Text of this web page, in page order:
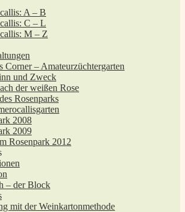
A – B
C – L
M – Z
Corner – Amateurzüchtergarten
und Zweck
der weißen Rose
Rosenparks
2008
2009
Rosenpark 2012
– der Block
mit der Weinkartonmethode